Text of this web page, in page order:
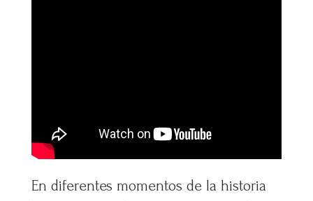
En diferentes momentos de la historia